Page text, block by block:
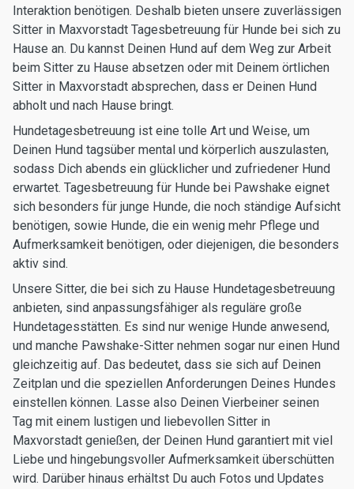
Interaktion benötigen. Deshalb bieten unsere zuverlässigen
Sitter in Maxvorstadt Tagesbetreuung für Hunde bei sich zu
Hause an. Du kannst Deinen Hund auf dem Weg zur Arbeit
beim Sitter zu Hause absetzen oder mit Deinem örtlichen
Sitter in Maxvorstadt absprechen, dass er Deinen Hund
abholt und nach Hause bringt.
Hundetagesbetreuung ist eine tolle Art und Weise, um
Deinen Hund tagsüber mental und körperlich auszulasten,
sodass Dich abends ein glücklicher und zufriedener Hund
erwartet. Tagesbetreuung für Hunde bei Pawshake eignet
sich besonders für junge Hunde, die noch ständige Aufsicht
benötigen, sowie Hunde, die ein wenig mehr Pflege und
Aufmerksamkeit benötigen, oder diejenigen, die besonders
aktiv sind.
Unsere Sitter, die bei sich zu Hause Hundetagesbetreuung
anbieten, sind anpassungsfähiger als reguläre große
Hundetagesstätten. Es sind nur wenige Hunde anwesend,
und manche Pawshake-Sitter nehmen sogar nur einen Hund
gleichzeitig auf. Das bedeutet, dass sie sich auf Deinen
Zeitplan und die speziellen Anforderungen Deines Hundes
einstellen können. Lasse also Deinen Vierbeiner seinen
Tag mit einem lustigen und liebevollen Sitter in
Maxvorstadt genießen, der Deinen Hund garantiert mit viel
Liebe und hingebungsvoller Aufmerksamkeit überschütten
wird. Darüber hinaus erhältst Du auch Fotos und Updates